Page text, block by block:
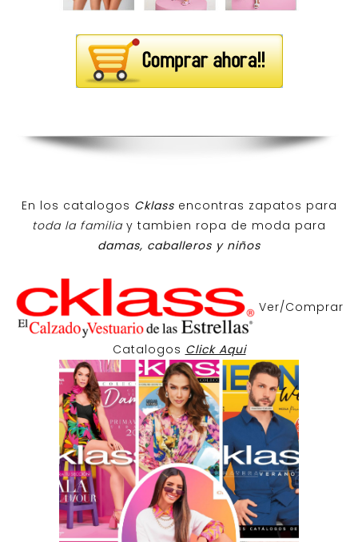
En los catalogos Cklass encontras zapatos para
toda la familiay tambien ropa de moda para
damas, caballeros y niños
Ver/Comprar
Catalogos Click Aqui